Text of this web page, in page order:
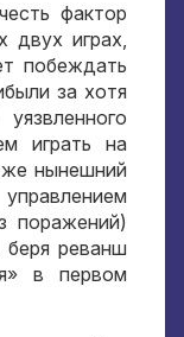
фактор
двух играх,
побеждать
за хотя
играть на
нынешний
поражений)
беря реванш
в первом